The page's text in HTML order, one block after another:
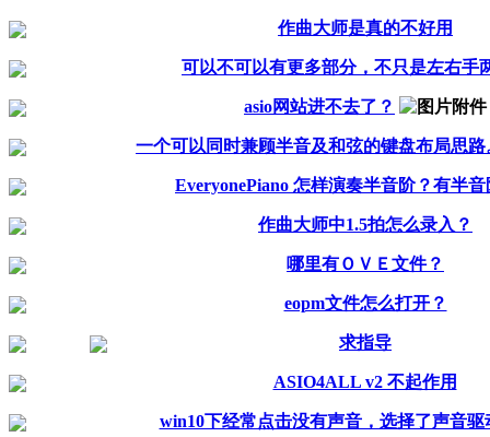
作曲大师是真的不好用
可以不可以有更多部分，不只是左右手
asio网站进不去了？
一个可以同时兼顾半音及和弦的键盘布局思路
EveryonePiano 怎样演奏半音阶？有半
作曲大师中1.5拍怎么录入？
哪里有ＯＶＥ文件？
eopm文件怎么打开？
求指导
ASIO4ALL v2 不起作用
win10下经常点击没有声音，选择了声音驱